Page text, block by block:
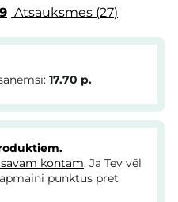
Atsauksmes 27
17.70 p.
kontam. Ja Tev vēl
punktus pret